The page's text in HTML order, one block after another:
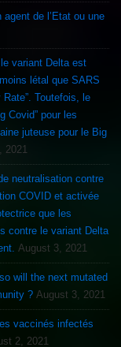
de l’Etat ou une
variant Delta est
létal que SARS
Toutefois, le
Covid” pour les
juteuse pour le Big
2021
neutralisation contre
COVID et activée
contre le variant Delta
August 3, 2021
will the next mutated
? August 3, 2021
vaccinés infectés
2, 2021